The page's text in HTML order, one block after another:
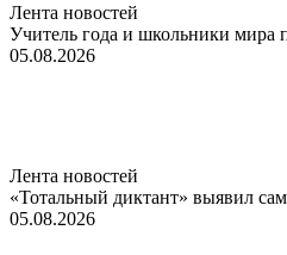
Лента новостей
Учитель года и школьники мира
05.08.2026
Лента новостей
«Тотальный диктант» выявил
05.08.2026